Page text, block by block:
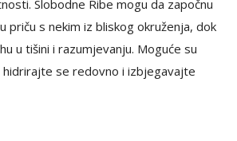
Slobodne Ribe mogu da započnu
priču s nekim iz bliskog okruženja, dok
u tišini i razumjevanju. Moguće su
hidrirajte se redovno i izbjegavajte